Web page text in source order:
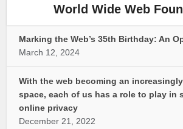
World Wide Web
Marking the Web’s 35th Birthday: An
March 12, 2024
With the web becoming an
space, each of us has a role to play in
online privacy
December 21, 2022